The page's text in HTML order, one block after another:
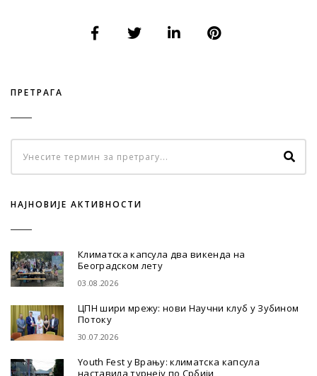
ПРЕТРАГА
НАЈНОВИЈЕ АКТИВНОСТИ
Климатска капсула два викенда на
Београдском лету
03.08.2026
ЦПН шири мрежу: нови Научни клуб у Зубином
Потоку
30.07.2026
Youth Fest у Врању: климатска капсула
наставила турнеју по Србији